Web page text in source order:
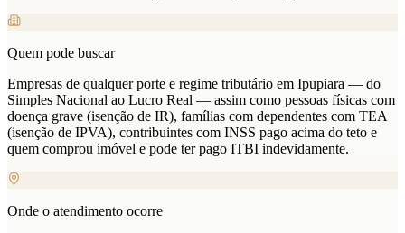
Quem pode buscar
Empresas de qualquer porte e regime tributário em Ipupiara — do
Simples Nacional ao Lucro Real — assim como pessoas físicas com
doença grave (isenção de IR), famílias com dependentes com TEA
(isenção de IPVA), contribuintes com INSS pago acima do teto e
quem comprou imóvel e pode ter pago ITBI indevidamente.
Onde o atendimento ocorre